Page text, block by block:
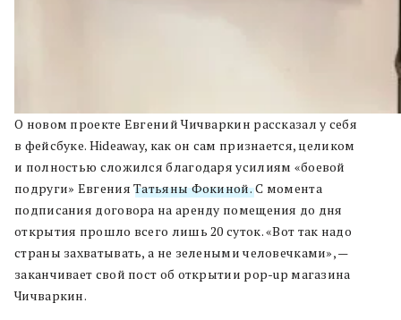
О новом проекте Евгений Чичваркин рассказал у себя
в фейсбуке. Hideaway, как он сам признается, целиком
и полностью сложился благодаря усилиям «боевой
подруги» ЕвгенияТатьяны Фокиной.С момента
подписания договора на аренду помещения до дня
открытия прошло всего лишь 20 суток. «Вот так надо
страны захватывать, а не зелеными человечками», —
заканчивает свой пост об открытии pop-up магазина
Чичваркин.